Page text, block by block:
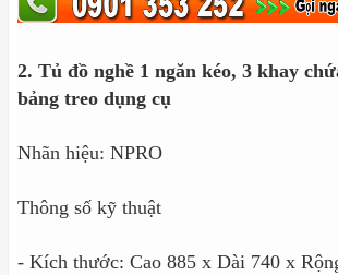
2. Tủ đồ nghề 1 ngăn kéo, 3 khay
bảng treo dụng cụ
Nhãn hiệu: NPRO
Thông số kỹ thuật
- Kích thước: Cao 885 x Dài 740 x